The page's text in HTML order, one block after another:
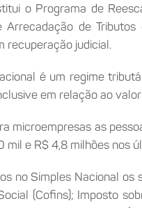
o Programa de
Arrecadação de
recuperação judicial.
é um regime
em relação ao
microempresas as
mil e R$ 4,8 milhões nos
no Simples Nacional
(Cofins); Imposto